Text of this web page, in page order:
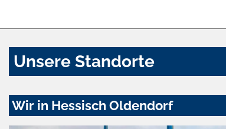
Unsere Standorte
Wir in Hessisch Oldendorf